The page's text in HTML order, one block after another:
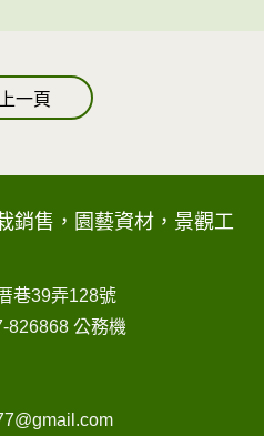
一頁
銷售，園藝資材，景觀工
巷39弄128號
826868 公務機